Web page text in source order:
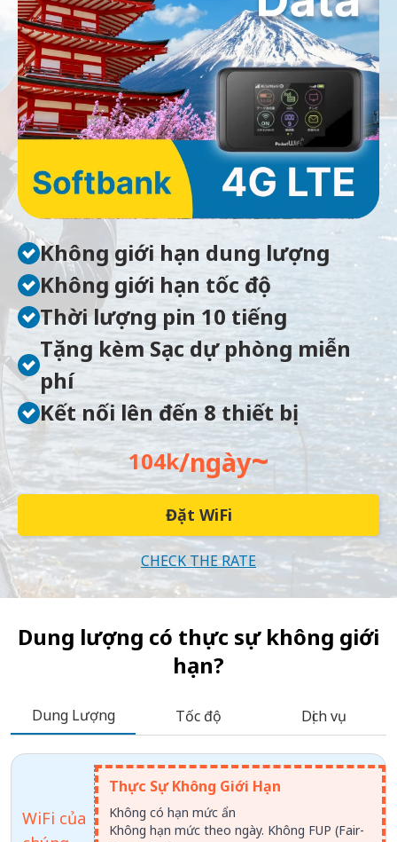
Không giới hạn dung lượng
Không giới hạn tốc độ
Thời lượng pin 10 tiếng
Tặng kèm Sạc dự phòng miễn
phí
Kết nối lên đến 8 thiết bị
104k/ngày~
Đặt WiFi
CHECK THE RATE
Dung lượng có thực sự không giới
hạn?
Dung Lượng Tốc độ Dịch vụ
WiFi của
Thực Sự Không Giới Hạn
Không có hạn mức ẩn
Không hạn mức theo ngày. Không FUP (Fair-